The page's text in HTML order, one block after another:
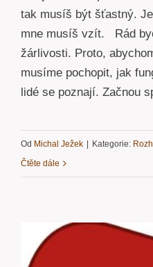
tak musíš být šťastný.
mne musíš vzít. Rád
žárlivosti. Proto,
musíme pochopit, jak
lidé se poznají. Začnou
Od Michal Ježek | Kategorie:
Čtěte dále